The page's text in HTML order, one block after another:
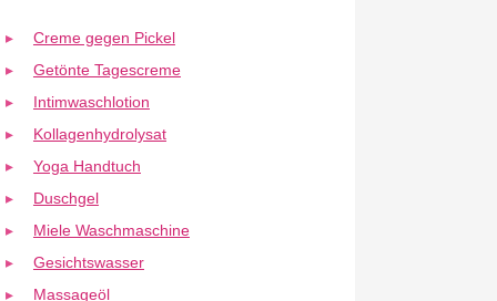
Creme gegen Pickel
Getönte Tagescreme
Intimwaschlotion
Kollagenhydrolysat
Yoga Handtuch
Duschgel
Miele Waschmaschine
Gesichtswasser
Massageöl